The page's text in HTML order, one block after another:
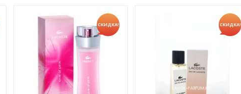
СКИДКА! СКИДКА!